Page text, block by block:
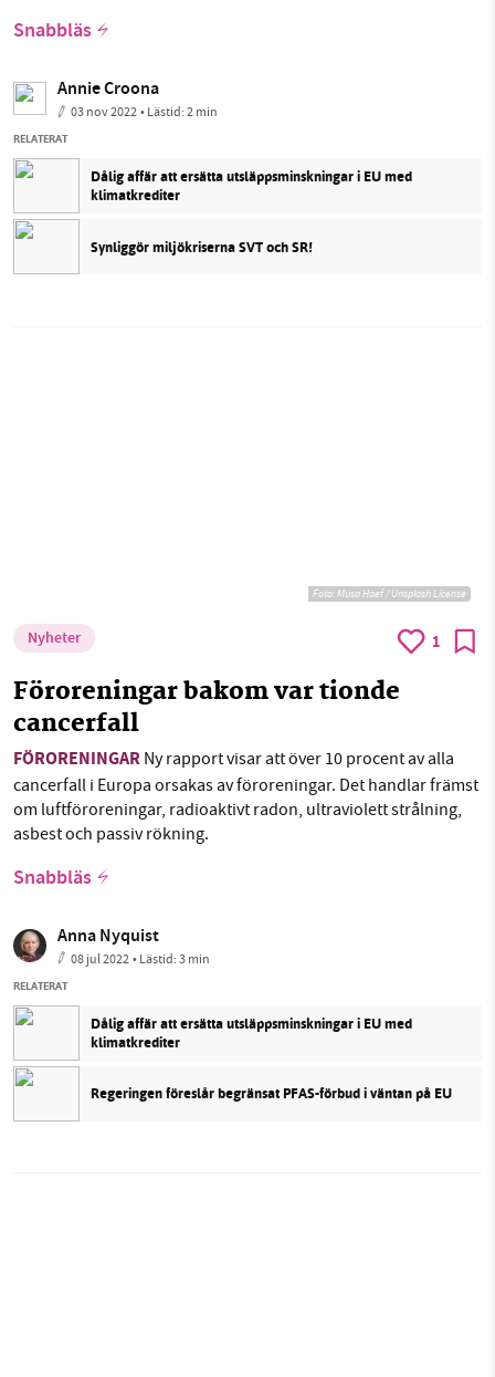
Snabbläs
Annie Croona
03 nov 2022• Lästid:2 min
RELATERAT
Dålig affär att ersätta utsläppsminskningar i EU med
klimatkrediter
Synliggör miljökriserna SVT och SR!
Foto: Musa Haef / Unsplash License
Nyheter 1
Föroreningar bakom var tionde
cancerfall
FÖRORENINGAR Ny rapport visar att över 10 procent av alla
cancerfall i Europa orsakas av föroreningar. Det handlar främst
om luftföroreningar, radioaktivt radon, ultraviolett strålning,
asbest och passiv rökning.
Snabbläs
Anna Nyquist
08 jul 2022• Lästid:3 min
RELATERAT
Dålig affär att ersätta utsläppsminskningar i EU med
klimatkrediter
Regeringen föreslår begränsat PFAS-förbud i väntan på EU